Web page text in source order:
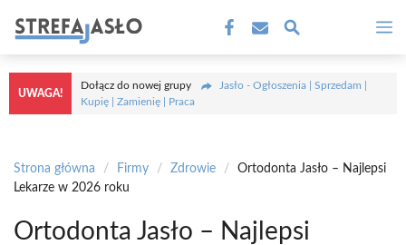
treści
UWAGA!
Dołącz do nowej grupy
Jasło - Ogłoszenia | Sprzedam |
Kupię | Zamienię | Praca
Strona główna / Firmy / Zdrowie /
Ortodonta Jasło – Najlepsi
Lekarze w 2026 roku
Ortodonta Jasło – Najlepsi